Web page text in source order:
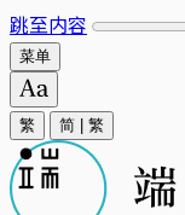
跳至内容
菜单
繁 简 繁